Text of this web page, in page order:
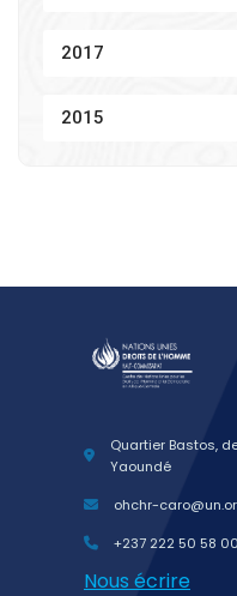
2017
2015
Quartier Bastos,
Yaoundé
ohchr-
+237 222 50 58 00
Nous écrire